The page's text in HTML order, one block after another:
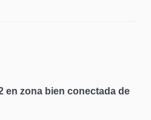
en zona bien conectada de